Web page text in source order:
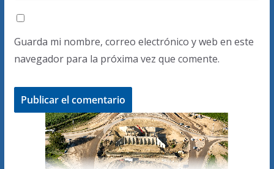
Guarda mi nombre, correo electrónico y web en este
navegador para la próxima vez que comente.